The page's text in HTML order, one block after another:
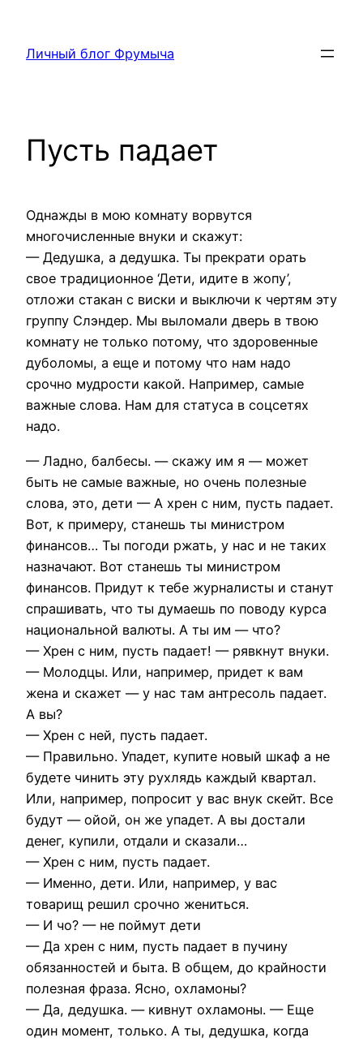
содержимому
Личный блог Фрумыча
Пусть падает
Однажды в мою комнату ворвутся
многочисленные внуки и скажут:
— Дедушка, а дедушка. Ты прекрати орать
свое традиционное ‘Дети, идите в жопу’,
отложи стакан с виски и выключи к чертям эту
группу Слэндер. Мы выломали дверь в твою
комнату не только потому, что здоровенные
дуболомы, а еще и потому что нам надо
срочно мудрости какой. Например, самые
важные слова. Нам для статуса в соцсетях
надо.
— Ладно, балбесы. — скажу им я — может
быть не самые важные, но очень полезные
слова, это, дети — А хрен с ним, пусть падает.
Вот, к примеру, станешь ты министром
финансов… Ты погоди ржать, у нас и не таких
назначают. Вот станешь ты министром
финансов. Придут к тебе журналисты и станут
спрашивать, что ты думаешь по поводу курса
национальной валюты. А ты им — что?
— Хрен с ним, пусть падает! — рявкнут внуки.
— Молодцы. Или, например, придет к вам
жена и скажет — у нас там антресоль падает.
А вы?
— Хрен с ней, пусть падает.
— Правильно. Упадет, купите новый шкаф а не
будете чинить эту рухлядь каждый квартал.
Или, например, попросит у вас внук скейт. Все
будут — ойой, он же упадет. А вы достали
денег, купили, отдали и сказали…
— Хрен с ним, пусть падает.
— Именно, дети. Или, например, у вас
товарищ решил срочно жениться.
— И чо? — не поймут дети
— Да хрен с ним, пусть падает в пучину
обязанностей и быта. В общем, до крайности
полезная фраза. Ясно, охламоны?
— Да, дедушка. — кивнут охламоны. — Еще
один момент, только. А ты, дедушка, когда